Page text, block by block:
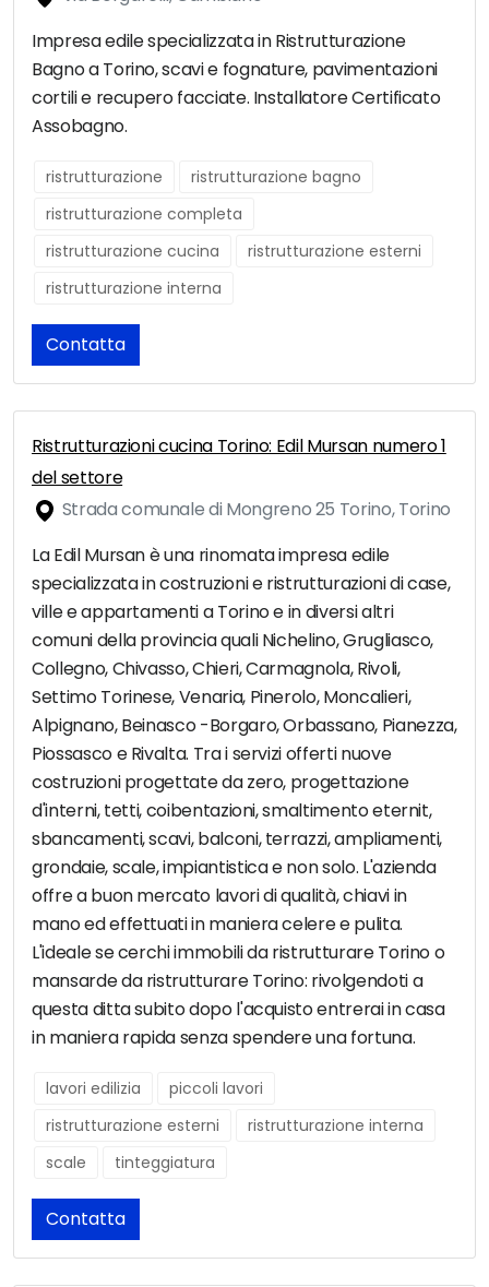
Impresa edile specializzata in Ristrutturazione
Bagno a Torino, scavi e fognature, pavimentazioni
cortili e recupero facciate. Installatore Certificato
Assobagno.
ristrutturazione
ristrutturazione bagno
ristrutturazione completa
ristrutturazione cucina
ristrutturazione esterni
ristrutturazione interna
Contatta
Ristrutturazioni cucina Torino: Edil Mursan numero 1
del settore
Strada comunale di Mongreno 25 Torino, Torino
La Edil Mursan è una rinomata impresa edile
specializzata in costruzioni e ristrutturazioni di case,
ville e appartamenti a Torino e in diversi altri
comuni della provincia quali Nichelino, Grugliasco,
Collegno, Chivasso, Chieri, Carmagnola, Rivoli,
Settimo Torinese, Venaria, Pinerolo, Moncalieri,
Alpignano, Beinasco -Borgaro, Orbassano, Pianezza,
Piossasco e Rivalta. Tra i servizi offerti nuove
costruzioni progettate da zero, progettazione
d'interni, tetti, coibentazioni, smaltimento eternit,
sbancamenti, scavi, balconi, terrazzi, ampliamenti,
grondaie, scale, impiantistica e non solo. L'azienda
offre a buon mercato lavori di qualità, chiavi in
mano ed effettuati in maniera celere e pulita.
L'ideale se cerchi immobili da ristrutturare Torino o
mansarde da ristrutturare Torino: rivolgendoti a
questa ditta subito dopo l'acquisto entrerai in casa
in maniera rapida senza spendere una fortuna.
lavori edilizia
piccoli lavori
ristrutturazione esterni
ristrutturazione interna
scale
tinteggiatura
Contatta